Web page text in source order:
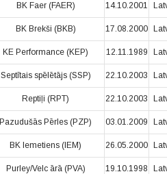
BK Faer (FAER) 14.10.2001
BK Brekši (BKB) 17.08.2000
KE Performance (KEP) 12.11.1989
Septītais spēlētājs (SSP) 22.10.2003
Reptiļi (RPT) 22.10.2003
Pazudušās Pērles (PZP) 03.01.2009
BK Iemetiens (IEM) 26.05.2000
Purley/Velc ārā (PVA) 19.10.1998